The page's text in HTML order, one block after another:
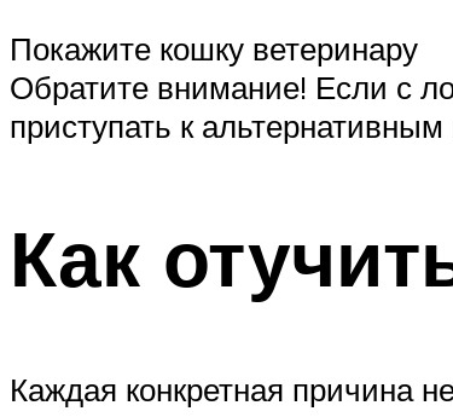
Покажите кошку ветеринару
Обратите внимание! Если с
приступать к
Как
Каждая конкретная причина